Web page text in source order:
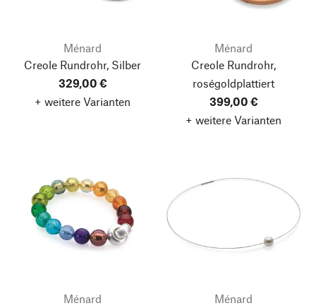
Ménard
Creole Rundrohr, Silber
329,00 €
+ weitere Varianten
Ménard
Creole Rundrohr,
roségoldplattiert
399,00 €
+ weitere Varianten
Ménard
Ménard